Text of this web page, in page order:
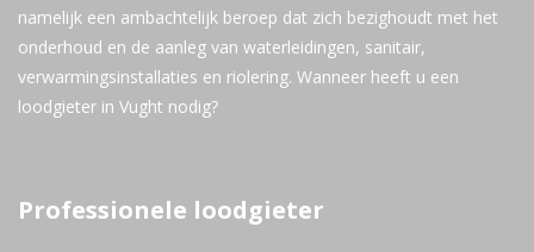
namelijk een ambachtelijk beroep dat zich bezighoudt met het
onderhoud en de aanleg van waterleidingen, sanitair,
verwarmingsinstallaties en riolering. Wanneer heeft u een
loodgieter in Vught nodig?
Professionele loodgieter